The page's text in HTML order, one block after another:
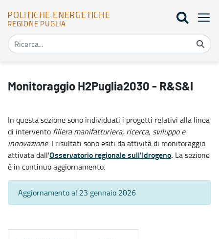
POLITICHE ENERGETICHE
REGIONE PUGLIA
Monitoraggio H2Puglia2030 - R&S&I
In questa sezione sono individuati i progetti relativi alla linea
di intervento filiera manifatturiera, ricerca, sviluppo e
innovazione. I risultati sono esiti da attività di monitoraggio
attivata dall'Osservatorio regionale sull'Idrogeno. La sezione
è in continuo aggiornamento.
Aggiornamento al 23 gennaio 2026